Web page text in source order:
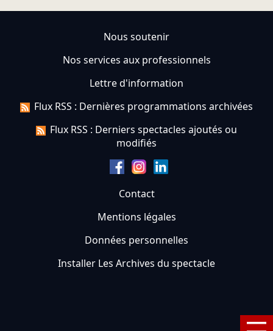
Nous soutenir
Nos services aux professionnels
Lettre d'information
Flux RSS : Dernières programmations archivées
Flux RSS : Derniers spectacles ajoutés ou
modifiés
Contact
Mentions légales
Données personnelles
Installer Les Archives du spectacle